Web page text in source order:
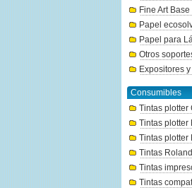
Fine Art
Papel
Papel para
Otros
Expositores
Consumibles
Tintas plotter
Tintas plotter
Tintas plotter
Tintas
Tintas
Tintas
Soporte